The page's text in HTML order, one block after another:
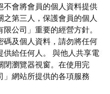
會將會員的個人資料提供
第三人，保護會員的個人
限公司 」重要的經營方針。
及個人資料，請勿將任何
給任何人。 與他人共享電
閉瀏覽器視窗。在使用完
」網站所提供的各項服務